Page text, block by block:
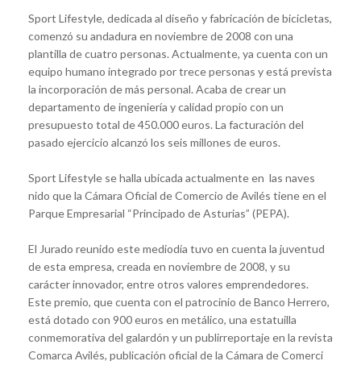
Sport Lifestyle, dedicada al diseño y fabricación de bicicletas,
comenzó su andadura en noviembre de 2008 con una
plantilla de cuatro personas. Actualmente, ya cuenta con un
equipo humano integrado por trece personas y está prevista
la incorporación de más personal. Acaba de crear un
departamento de ingeniería y calidad propio con un
presupuesto total de 450.000 euros. La facturación del
pasado ejercicio alcanzó los seis millones de euros.
Sport Lifestyle se halla ubicada actualmente en las naves
nido que la Cámara Oficial de Comercio de Avilés tiene en el
Parque Empresarial “Principado de Asturias” (PEPA).
El Jurado reunido este mediodía tuvo en cuenta la juventud
de esta empresa, creada en noviembre de 2008, y su
carácter innovador, entre otros valores emprendedores.
Este premio, que cuenta con el patrocinio de Banco Herrero,
está dotado con 900 euros en metálico, una estatuilla
conmemorativa del galardón y un publirreportaje en la revista
Comarca Avilés, publicación oficial de la Cámara de Comerci